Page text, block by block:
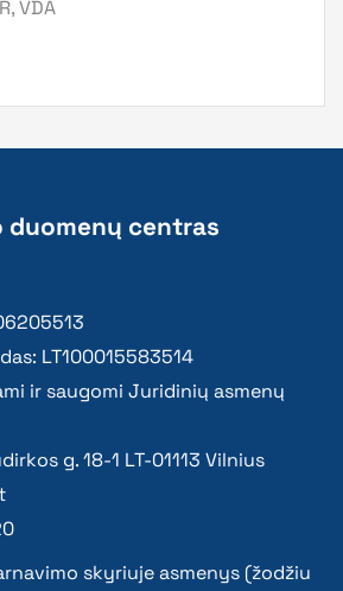
VDA
duomenų centras
LT100015583514
ir saugomi Juridinių asmenų
g. 18-1 LT-01113 Vilnius
skyriuje asmenys (žodžiu